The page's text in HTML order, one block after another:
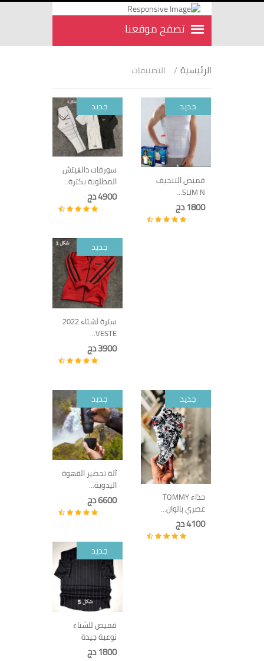
الرئيسية/ التصنيفات
جديد
قميص التنحيف
SLIM N...
1800 دج
جديد
سورفات دالڨيتش
المطلوبة بكثرة...
4900 دج
جديد
سترة لشتاء 2022
VESTE...
3900 دج
جديد
حذاء TOMMY
عصري بالوان...
4100 دج
جديد
آلة تحضير القهوة
اليدوية...
6600 دج
جديد
قميص للشتاء
نوعية جيدة
1800 دج